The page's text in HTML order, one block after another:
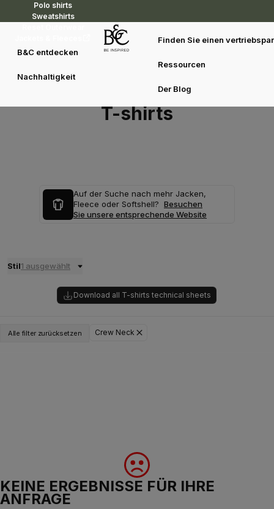
Polo shirts
Sweatshirts
B&C entdecken
Nachhaltigkeit
Finden Sie einen
Ressourcen
Der Blog
T-shirts
Auf der Suche nach mehr Jacken,
Fleece oder Softshell? Besuchen
Sie unsere entsprechende Website
Stil1 ausgewählt
Download all T-shirts technical sheets
Alle filter zurücksetzen Crew Neck
KEINE ERGEBNISSE FÜR IHRE
ANFRAGE